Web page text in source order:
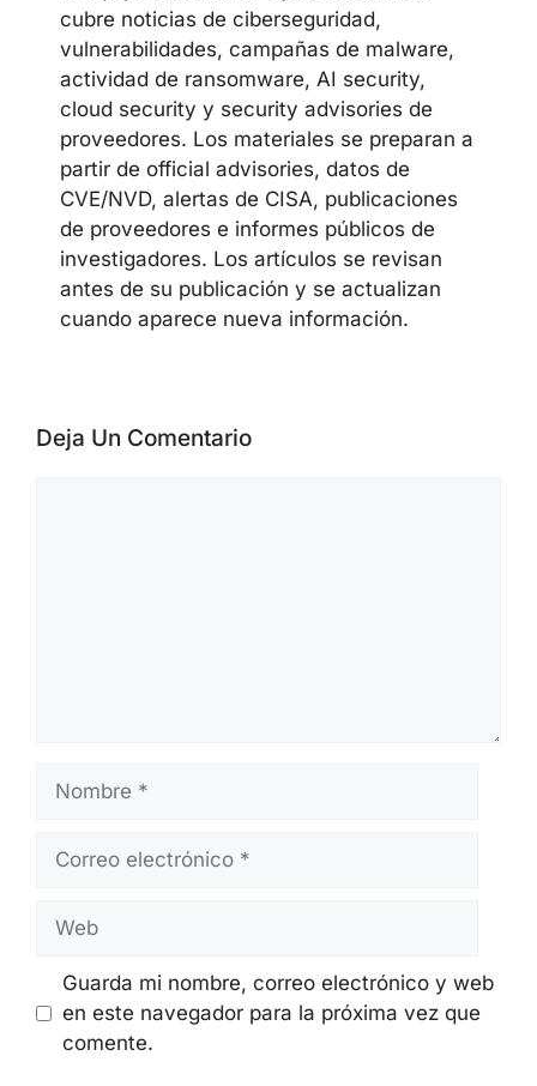
cubre noticias de ciberseguridad,
vulnerabilidades, campañas de malware,
actividad de ransomware, AI security,
cloud security y security advisories de
proveedores. Los materiales se preparan a
partir de official advisories, datos de
CVE/NVD, alertas de CISA, publicaciones
de proveedores e informes públicos de
investigadores. Los artículos se revisan
antes de su publicación y se actualizan
cuando aparece nueva información.
Deja Un Comentario
electrónico
Guarda mi nombre, correo electrónico y web
en este navegador para la próxima vez que
comente.